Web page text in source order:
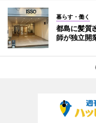
暮らす・働く
都島に髪質
師が独立開